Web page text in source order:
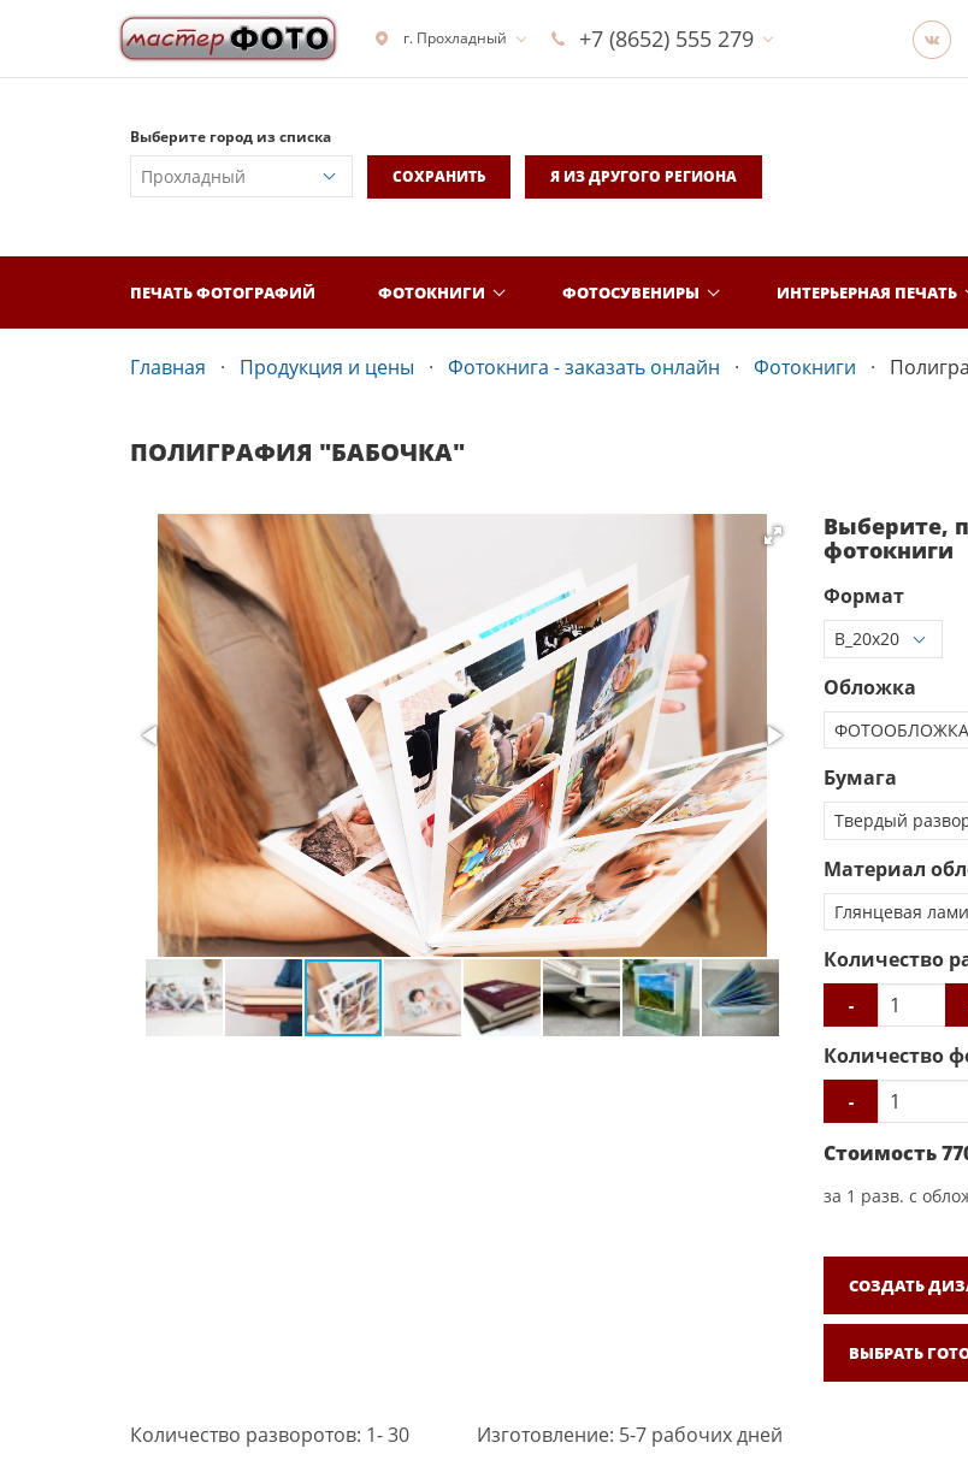
г. Прохладный +7 (8652) 555 279
Выберите город из списка
СОХРАНИТЬ
Я ИЗ ДРУГОГО РЕГИОНА
ПЕЧАТЬ ФОТОГРАФИЙ ФОТОКНИГИ ФОТОСУВЕНИРЫ ИНТЕРЬЕРНАЯ ПЕЧАТЬ
Главная Продукция и цены Фотокнига - заказать онлайн Фотокниги
ПОЛИГРАФИЯ "БАБОЧКА"
Выберите,
фотокниги
Формат
Обложка
Бумага
Материал
Количество
-
Количество
-
Стоимость
за 1 разв. с
СОЗДАТЬ
ВЫБРАТЬ
Количество разворотов: 1- 30 Изготовление: 5-7 рабочих дней